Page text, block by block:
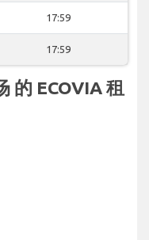
17:59
17:59
的 ECOVIA 租